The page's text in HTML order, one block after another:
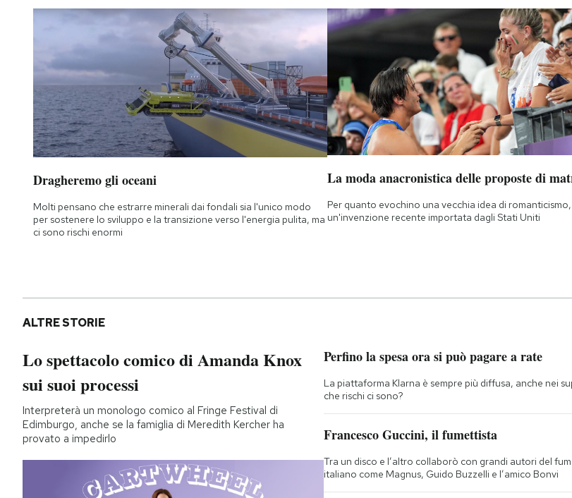
Dragheremo gli oceani
Molti pensano che estrarre minerali dai fondali sia l'unico modo
per sostenere lo sviluppo e la transizione verso l'energia pulita, ma
ci sono rischi enormi
La moda anacronistica delle proposte di
Per quanto evochino una vecchia idea di
un'invenzione recente importata dagli Stati Uniti
ALTRE STORIE
Lo spettacolo comico di Amanda Knox
sui suoi processi
Interpreterà un monologo comico al Fringe Festival di
Edimburgo, anche se la famiglia di Meredith Kercher ha
provato a impedirlo
Perfino la spesa ora si può pagare a rate
La piattaforma Klarna è sempre più diffusa, anche nei
che rischi ci sono?
Francesco Guccini, il fumettista
Tra un disco e l’altro collaborò con grandi autori del
italiano come Magnus, Guido Buzzelli e l’amico Bonvi